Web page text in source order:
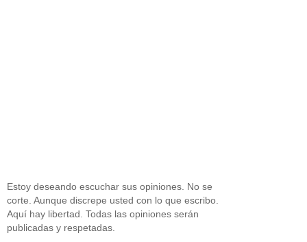
Estoy deseando escuchar sus opiniones. No se
corte. Aunque discrepe usted con lo que escribo.
Aquí hay libertad. Todas las opiniones serán
publicadas y respetadas.